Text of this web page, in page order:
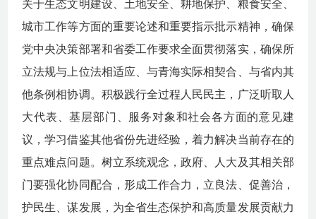
关于生态文明建设、土地安全、耕地保护、粮食安全、
城市工作等方面的重要论述和重要指示批示精神，确保
党中央决策部署和省委工作要求全面贯彻落实，确保所
立法规与上位法相适应、与青海实际相契合、与省内其
他条例相协调。积极践行全过程人民民主，广泛听取人
大代表、基层部门、服务对象和社会各方面的意见建
议，学习借鉴其他省份先进经验，着力解决当前存在的
重点难点问题。树立系统观念，政府、人大及其相关部
门要强化协同配合，形成工作合力，立良法、促善治，
护民生、谋发展，为全省生态保护和高质量发展贡献力